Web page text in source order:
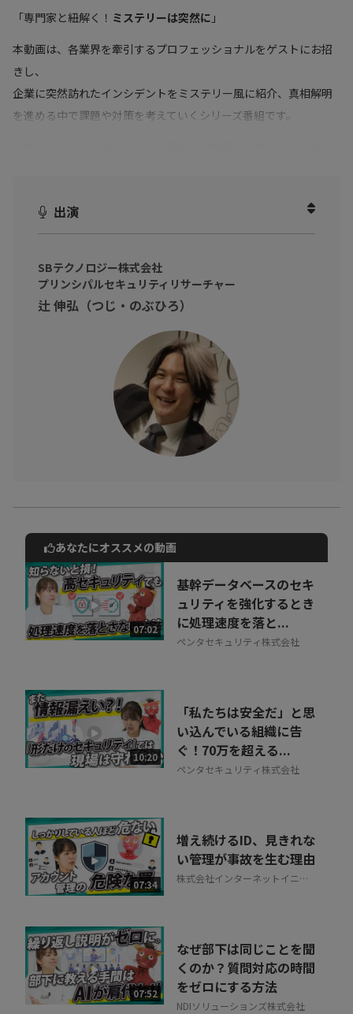
「専門家と紐解く！ ミステリーは突然に 」
本動画は、各業界を牽引するプロフェッショナルをゲストにお招
きし、
企業に突然訪れたインシデントをミステリー風に紹介、真相解明
を進める中で課題や対策を考えていくシリーズ番組です。
・しかも社内メンバーは誰もそのアカウントを把握していない…
か？！
セキュリティリサーチャーとして国内外の脅威情報を調査・発信
かすとともに、企業が取るべき対策について迫ります。
出演
SBテクノロジー株式会社
プリンシパルセキュリティリサーチャー
辻 伸弘（つじ・のぶひろ）
動画でご紹介しているサービスについて
お気軽にご相談・ご質問いただけます！
30秒でお申し込み可能
相談を希望する 無料
あなたにオススメの動画
07:02
基幹データベースのセキ
ュリティを強化するとき
に処理速度を落と...
ペンタセキュリティ株式会社
10:20
「私たちは安全だ」と思
い込んでいる組織に告
ぐ！70万を超える...
ペンタセキュリティ株式会社
07:34
増え続けるID、見きれな
い管理が事故を生む理由
株式会社インターネットイニシ
07:52
なぜ部下は同じことを聞
くのか？質問対応の時間
をゼロにする方法
NDIソリューションズ株式会社